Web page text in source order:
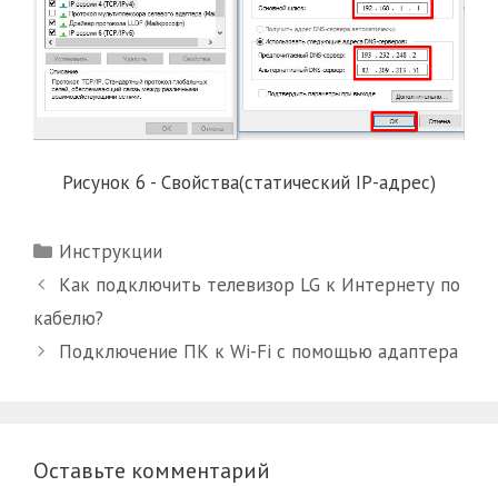
Рисунок 6 - Свойства(статический IP-адрес)
Рубрики
Инструкции
Как подключить телевизор LG к Интернету по
кабелю?
Подключение ПК к Wi-Fi с помощью адаптера
Оставьте комментарий